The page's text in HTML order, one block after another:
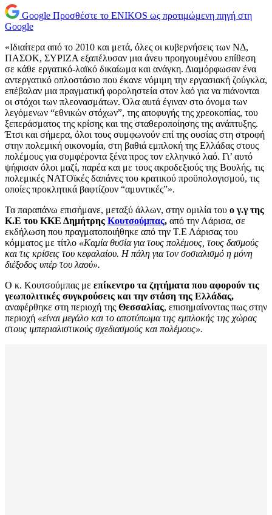
Google Προσθέστε το ENIKOS ως προτιμώμενη πηγή στη
Google
«Ιδιαίτερα από το 2010 και μετά, όλες οι κυβερνήσεις των ΝΔ,
ΠΑΣΟΚ, ΣΥΡΙΖΑ εξαπέλυσαν μια άνευ προηγουμένου επίθεση
σε κάθε εργατικό-λαϊκό δικαίωμα και ανάγκη. Διαμόρφωσαν ένα
αντεργατικό οπλοστάσιο που έκανε νόμιμη την εργασιακή ζούγκλα,
επέβαλαν μια πραγματική φοροληστεία στον λαό για να πιάνονται
οι στόχοι των πλεονασμάτων. Όλα αυτά έγιναν στο όνομα των
λεγόμενων “εθνικών στόχων”, της αποφυγής της χρεοκοπίας, του
ξεπεράσματος της κρίσης και της σταθεροποίησης της ανάπτυξης.
Έτσι και σήμερα, όλοι τους συμφωνούν επί της ουσίας στη στροφή
στην πολεμική οικονομία, στη βαθιά εμπλοκή της Ελλάδας στους
πολέμους για συμφέροντα ξένα προς τον ελληνικό λαό. Γι’ αυτό
ψήφισαν όλοι μαζί, παρέα και με τους ακροδεξιούς της Βουλής, τις
πολεμικές ΝΑΤΟϊκές δαπάνες του κρατικού προϋπολογισμού, τις
οποίες προκλητικά βαφτίζουν “αμυντικές”».
Τα παραπάνω επισήμανε, μεταξύ άλλων, στην ομιλία του ο γ.γ της
Κ.Ε του ΚΚΕ Δημήτρης Κουτσούμπας, από την Λάρισα, σε
εκδήλωση που πραγματοποιήθηκε από την Τ.Ε Λάρισας του
κόμματος με τίτλο «Καμία θυσία για τους πολέμους, τους δασμούς
και τις κρίσεις του κεφαλαίου. Η πάλη για τον σοσιαλισμό η μόνη
διέξοδος υπέρ του λαού».
Ο κ. Κουτσούμπας με επίκεντρο τα ζητήματα που αφορούν τις
γεωπολιτικές συγκρούσεις και την στάση της Ελλάδας,
αναφέρθηκε στη περιοχή της Θεσσαλίας, επισημαίνοντας πως στην
περιοχή «είναι μεγάλο και το αποτύπωμα της εμπλοκής της χώρας
στους ιμπεριαλιστικούς σχεδιασμούς και πολέμους».